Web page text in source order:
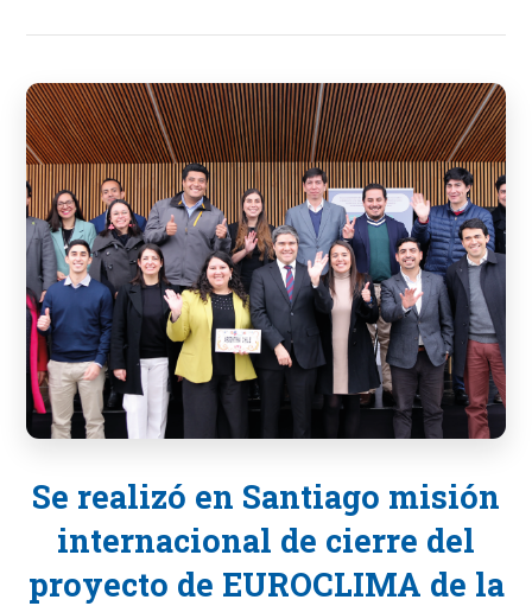
Se realizó en Santiago misión
internacional de cierre del
proyecto de EUROCLIMA de la